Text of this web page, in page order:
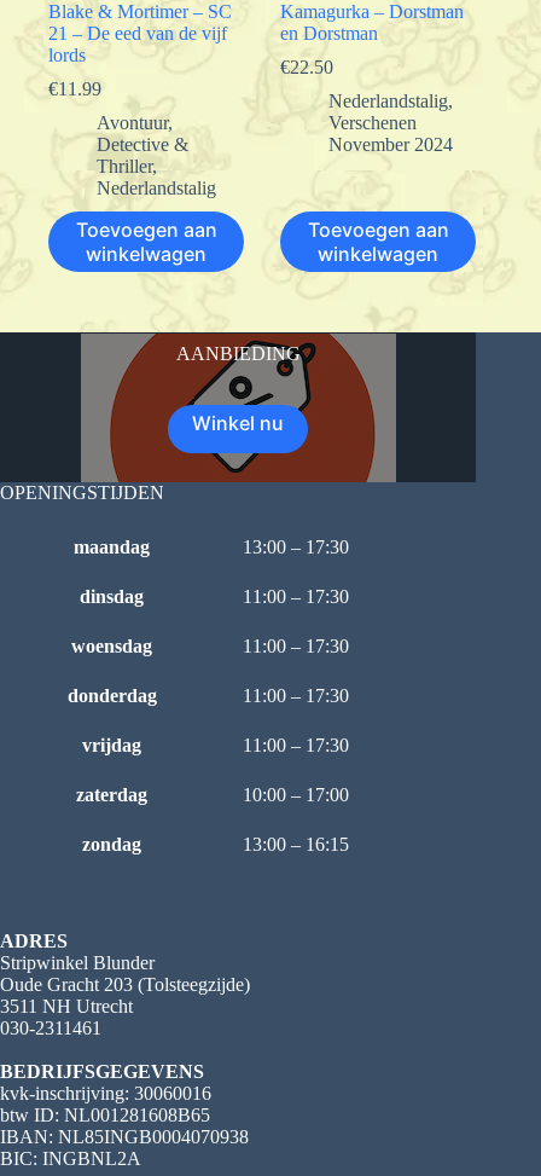
Blake & Mortimer – SC
21 – De eed van de vijf
lords
€11.99
Avontuur,
Detective &
Thriller,
Nederlandstalig
Toevoegen aan
winkelwagen
Kamagurka – Dorstman
en Dorstman
€22.50
Nederlandstalig,
Verschenen
November 2024
Toevoegen aan
winkelwagen
AANBIEDING
Winkel nu
OPENINGSTIJDEN
maandag 13:00 – 17:30
dinsdag 11:00 – 17:30
woensdag 11:00 – 17:30
donderdag 11:00 – 17:30
vrijdag 11:00 – 17:30
zaterdag 10:00 – 17:00
zondag 13:00 – 16:15
ADRES
Stripwinkel Blunder
Oude Gracht 203 (Tolsteegzijde)
3511 NH Utrecht
030-2311461
BEDRIJFSGEGEVENS
kvk-inschrijving: 30060016
btw ID: NL001281608B65
IBAN: NL85INGB0004070938
BIC: INGBNL2A